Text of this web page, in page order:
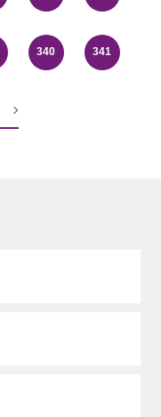
340 341